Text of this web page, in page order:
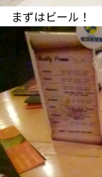
まずはビール！